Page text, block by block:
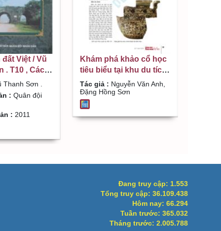
đất Việt / Vũ
. T10 , Các vị
Hồ - Hậu
Thanh Sơn .
: Quân đội
: 2011
Khám phá khảo cổ học
tiêu biểu tại khu du tích
nhà Trần ở Đông Triều,
Quảng Ninh / Nguyễn
Văn Anh, Đặng Hồng
Tác giả : Nguyễn Văn Anh,
Đặng Hồng Sơn
Đang truy cập: 1.553
Tổng truy cập: 36.109.438
Hôm nay: 66.294
Tuần trước: 365.032
Tháng trước: 2.005.788